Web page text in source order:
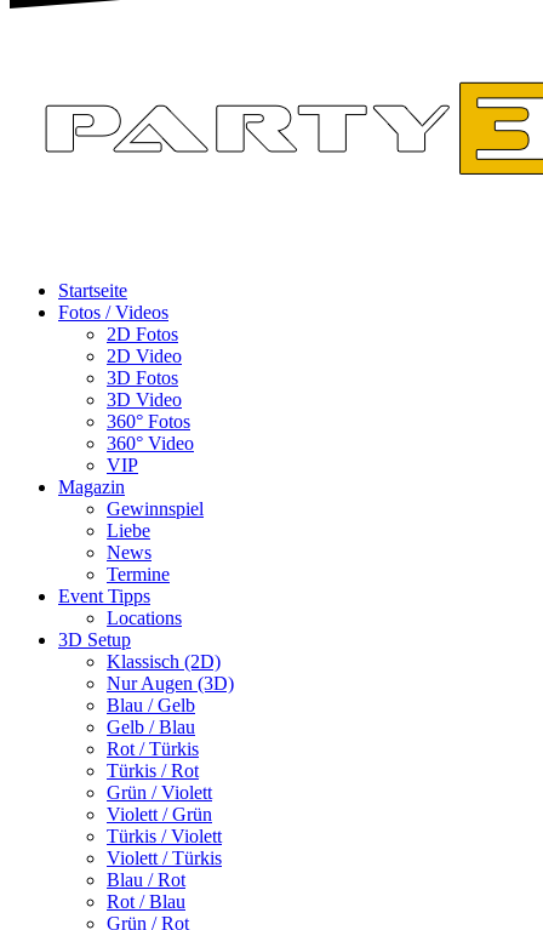
Startseite
Fotos / Videos
2D Fotos
2D Video
3D Fotos
3D Video
360° Fotos
360° Video
VIP
Magazin
Gewinnspiel
Liebe
News
Termine
Event Tipps
Locations
3D Setup
Klassisch (2D)
Nur Augen (3D)
Blau / Gelb
Gelb / Blau
Rot / Türkis
Türkis / Rot
Grün / Violett
Violett / Grün
Türkis / Violett
Violett / Türkis
Blau / Rot
Rot / Blau
Grün / Rot